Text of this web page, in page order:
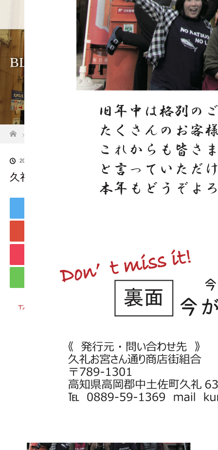
ホーム 店舗紹介 ア
BLOG
久礼お宮さん通り新聞レイアウト表PNG
2019.01.2
久礼お宮さん通り新聞レイアウト表PNG
RSS
feedly